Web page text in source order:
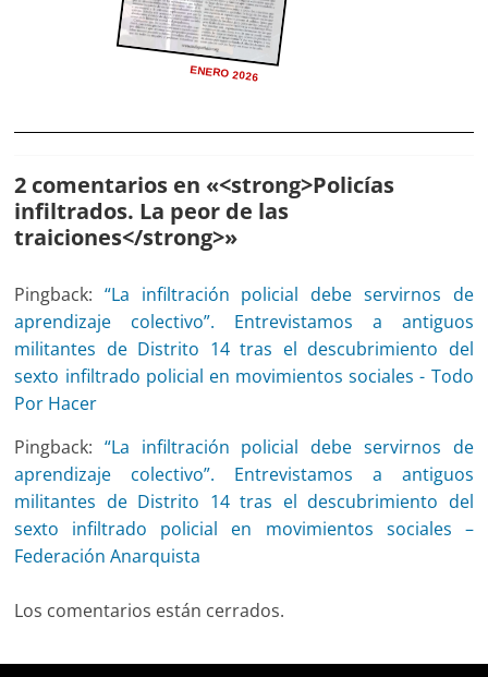
ENERO 2026
2 comentarios en «<strong>Policías
infiltrados. La peor de las
traiciones</strong>»
Pingback:“La infiltración policial debe servirnos de
aprendizaje colectivo”. Entrevistamos a antiguos
militantes de Distrito 14 tras el descubrimiento del
sexto infiltrado policial en movimientos sociales - Todo
Por Hacer
Pingback:“La infiltración policial debe servirnos de
aprendizaje colectivo”. Entrevistamos a antiguos
militantes de Distrito 14 tras el descubrimiento del
sexto infiltrado policial en movimientos sociales –
Federación Anarquista
Los comentarios están cerrados.